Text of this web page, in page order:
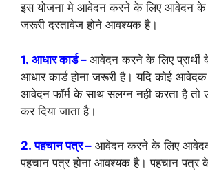
इस योजना मे आवेदन करने के लिए आवेदन के
जरूरी दस्तावेज होने आवश्यक है।
1. आधार कार्ड – आवेदन करने के लिए
आधार कार्ड होना जरूरी है। यदि कोई
आवेदन फॉर्म के साथ सलग्न नही करता है तो
कर दिया जाता है।
2. पहचान पत्र – आवेदन करने के लिए
पहचान पत्र होना आवश्यक है। पहचान